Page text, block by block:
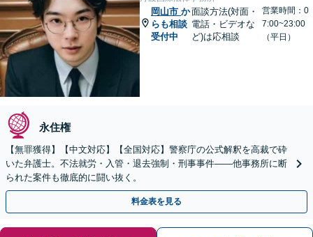
岡山市 か
らも相談
受付中
面談方法(対面・
電話・ビデオな
ど)は応相談
営業時間：0
7:00~23:00
（平日）
永住権
【無罪獲得】【中文対応】【全国対応】警察庁の公式解釈を高裁で砕
いた弁護士。不法就労・入管・退去強制・刑事事件——他事務所に断
られた案件も徹底的に闘い抜く。
料金表を見る